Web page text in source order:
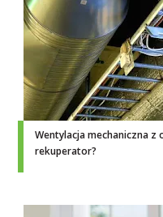
Wentylacja mechaniczna z
rekuperator?